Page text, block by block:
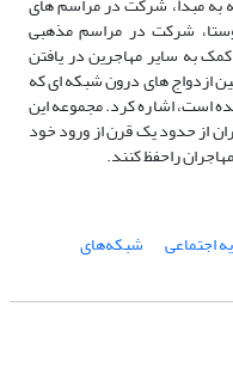
شرکت در مراسم مذهبی
به سایر مهاجرین در یافتن
ازدواج های درون شبکه ای که
است، اشاره کرد. مجموعه این
از حدود یک قرن از ورود خود
راحفظ کنند.
اجتماعی شبکه‌های